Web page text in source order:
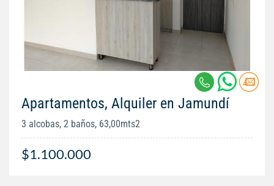
Apartamentos, Alquiler en Jamundí
3 alcobas, 2 baños, 63,00mts2
$1.100.000